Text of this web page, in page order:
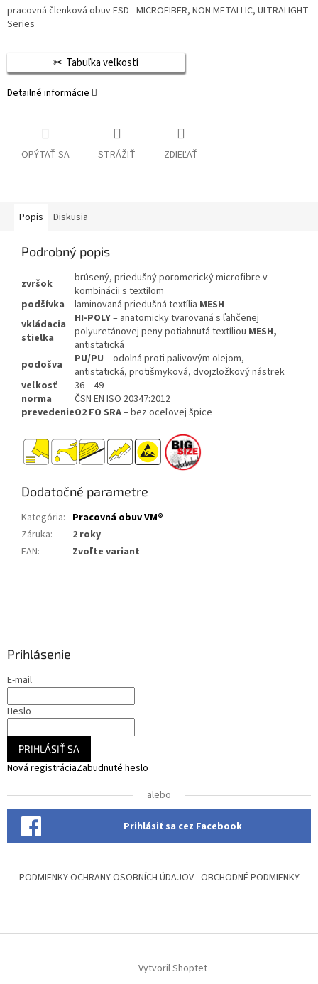
pracovná členková obuv ESD - MICROFIBER, NON METALLIC, ULTRALIGHT
Series
Tabuľka veľkostí
Detailné informácie
OPÝTAŤ SA STRÁŽIŤ ZDIEĽAŤ
Popis Diskusia
Podrobný popis
zvršok
brúsený, priedušný poromerický microfibre v
kombinácii s textilom
podšívka
laminovaná priedušná textília MESH
vkládacia
stielka
HI-POLY– anatomicky tvarovaná s ľahčenej
polyuretánovej peny potiahnutá textíliou MESH,
antistatická
podošva
PU/PU – odolná proti palivovým olejom,
antistatická, protišmyková, dvojzložkový nástrek
veľkosť
36 – 49
norma
ČSN EN ISO 20347:2012
prevedenieO2 FO SRA– bez oceľovej špice
Dodatočné parametre
Kategória: Pracovná obuv VM®
Záruka:
2 roky
EAN: Zvoľte variant
Prihlásenie
E-mail
Heslo
PRIHLÁSIŤ SA
Nová registráciaZabudnuté heslo
alebo
Prihlásiť sa cez Facebook
PODMIENKY OCHRANY OSOBNÍCH ÚDAJOV OBCHODNÉ PODMIENKY
Vytvoril Shoptet